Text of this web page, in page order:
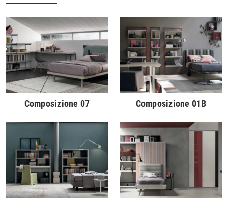
Composizione 07 Composizione 01B